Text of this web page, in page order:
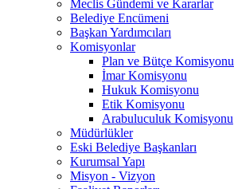
Meclis Gündemi ve Kararlar
Belediye Encümeni
Başkan Yardımcıları
Komisyonlar
Plan ve Bütçe Komisyonu
İmar Komisyonu
Hukuk Komisyonu
Etik Komisyonu
Arabuluculuk Komisyonu
Müdürlükler
Eski Belediye Başkanları
Kurumsal Yapı
Misyon - Vizyon